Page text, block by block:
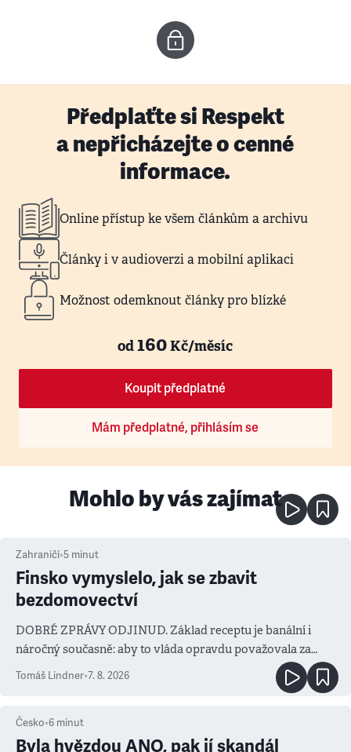
Předplaťte si Respekt
a nepřicházejte o cenné
informace.
Online přístup ke všem článkům a archivu
Články i v audioverzi a mobilní aplikaci
Možnost odemknout články pro blízké
od160Kč/měsíc
Koupit předplatné
Mám předplatné, přihlásím se
Mohlo by vás zajímat
Zahraničí•5 minut
Finsko vymyslelo, jak se zbavit
bezdomovectví
DOBRÉ ZPRÁVY ODJINUD. Základ receptu je banální i
náročný současně: aby to vláda opravdu považovala za
prioritu
Tomáš Lindner•7. 8. 2026
Česko•6 minut
Byla hvězdou ANO, pak jí skandál